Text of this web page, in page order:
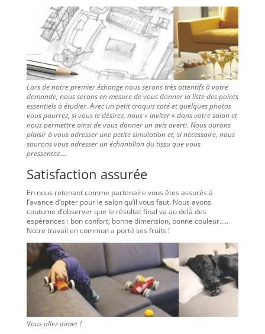
Lors de notre premier échange nous serons très attentifs à votre
demande, nous serons en mesure de vous donner la liste des points
essentiels à étudier. Avec un petit croquis coté et quelques photos
vous pourrez, si vous le désirez, nous « inviter » dans votre salon et
nous permettre ainsi de vous donner un avis averti. Nous aurons
plaisir à vous adresser une petite simulation et, si nécessaire, nous
saurons vous adresser un échantillon du tissu que vous
pressentez….
Satisfaction assurée
En nous retenant comme partenaire vous êtes assurés à
l’avance d’opter pour le salon qu’il vous faut. Nous avons
coutume d’observer que le résultat final va au delà des
espérances : bon confort, bonne dimension, bonne couleur…..
Notre travail en commun a porté ses fruits !
Vous allez aimer !